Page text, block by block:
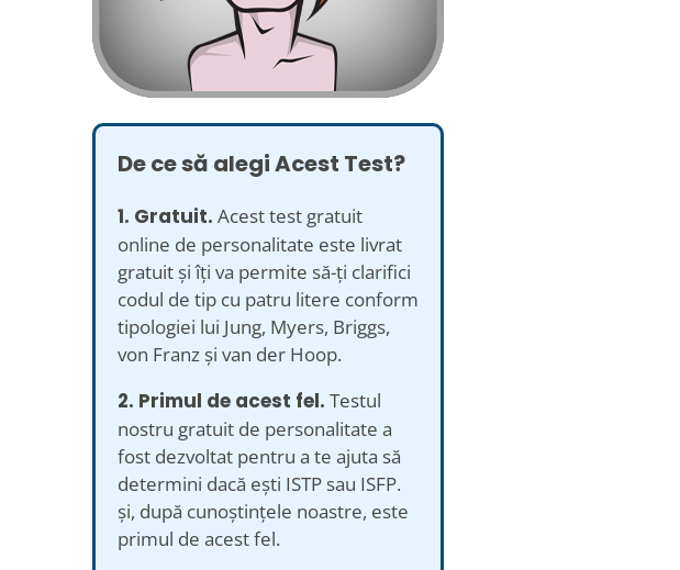
De ce să alegi Acest Test?
1. Gratuit. Acest test gratuit
online de personalitate este livrat
gratuit și îți va permite să-ți clarifici
codul de tip cu patru litere conform
tipologiei lui Jung, Myers, Briggs,
von Franz și van der Hoop.
2. Primul de acest fel. Testul
nostru gratuit de personalitate a
fost dezvoltat pentru a te ajuta să
determini dacă ești ISTP sau ISFP.
și, după cunoștințele noastre, este
primul de acest fel.